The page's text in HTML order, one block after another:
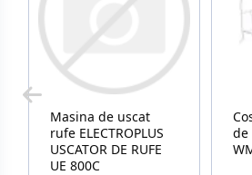
Masina de uscat
rufe ELECTROPLUS
USCATOR DE RUFE
UE 800C
de